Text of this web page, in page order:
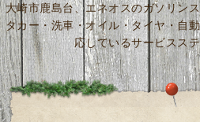
大崎市鹿島台、エネオスのガソリン
タカー・洗車・オイル・タイヤ・自
応しているサービスス